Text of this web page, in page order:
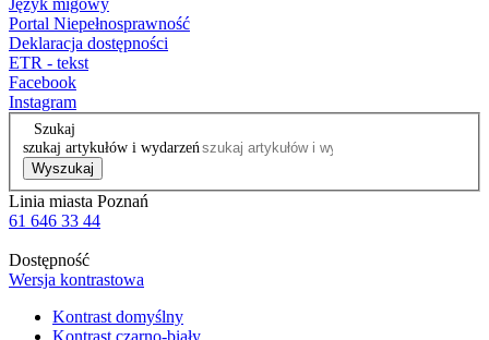
Portal Niepełnosprawność
Deklaracja dostępności
ETR - tekst
Facebook
Instagram
Szukaj
szukaj artykułów i wydarzeń
Wyszukaj
Linia miasta Poznań
61 646 33 44
Dostępność
Wersja kontrastowa
Kontrast domyślny
Kontrast czarno-biały